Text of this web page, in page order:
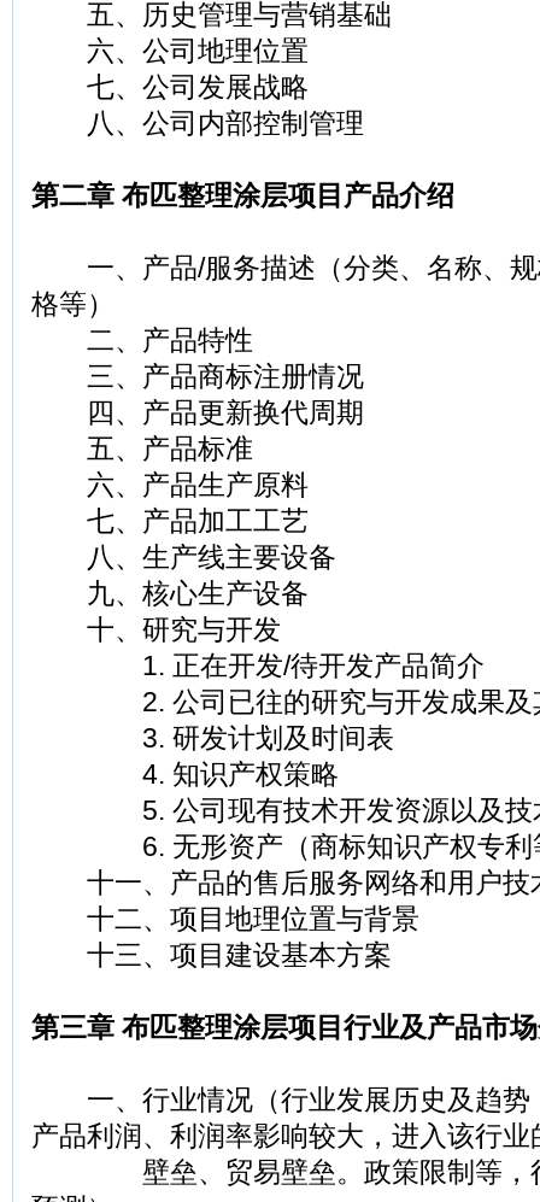
五、历史管理与营销基础
六、公司地理位置
七、公司发展战略
八、公司内部控制管理
第二章 布匹整理涂层项目产品介绍
一、产品/服务描述（分类、名称、规
格等）
二、产品特性
三、产品商标注册情况
四、产品更新换代周期
五、产品标准
六、产品生产原料
七、产品加工工艺
八、生产线主要设备
九、核心生产设备
十、研究与开发
1. 正在开发/待开发产品简介
2. 公司已往的研究与开发成果及
3. 研发计划及时间表
4. 知识产权策略
5. 公司现有技术开发资源以及技
6. 无形资产（商标知识产权专利
十一、产品的售后服务网络和用户技
十二、项目地理位置与背景
十三、项目建设基本方案
第三章 布匹整理涂层项目行业及产品市
一、行业情况（行业发展历史及趋势
产品利润、利润率影响较大，进入该行业
壁垒、贸易壁垒。政策限制等，行